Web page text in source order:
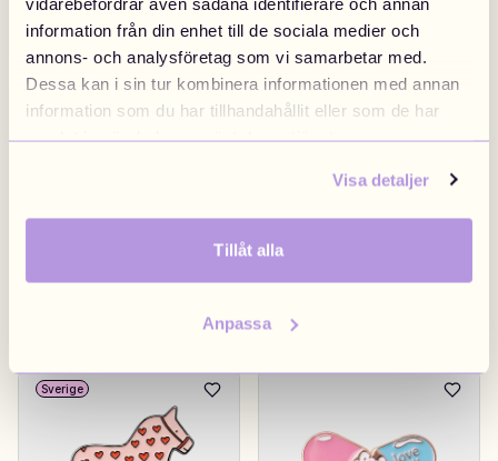
information från din enhet till de sociala medier och
annons- och analysföretag som vi samarbetar med.
Dessa kan i sin tur kombinera informationen med annan
information som du har tillhandahållit eller som de har
samlat in när du har använt deras tjänster.
Visa detaljer
Tillåt alla
Anpassa
Hug Me Purple 39 kr Love You
39 kr
6 stk tilbage
Valentines Seashell
Sverige